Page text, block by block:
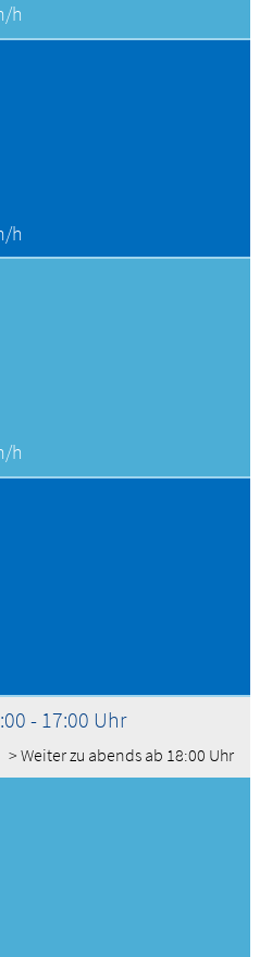
h
h
h
- 17:00 Uhr
> Weiter zu abends ab 18:00 Uhr